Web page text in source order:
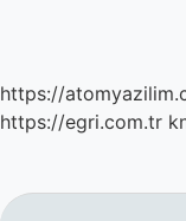
https://
https://egri.com.tr